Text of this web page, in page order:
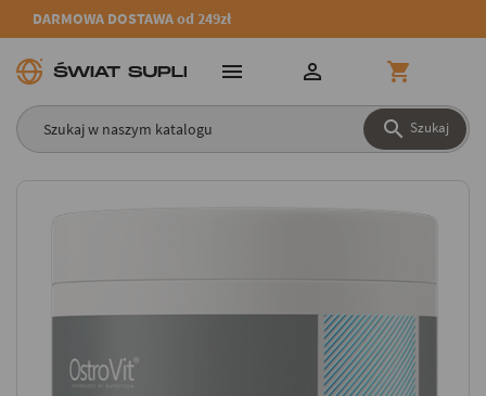
DARMOWA DOSTAWA od 249zł
 Szukaj
  